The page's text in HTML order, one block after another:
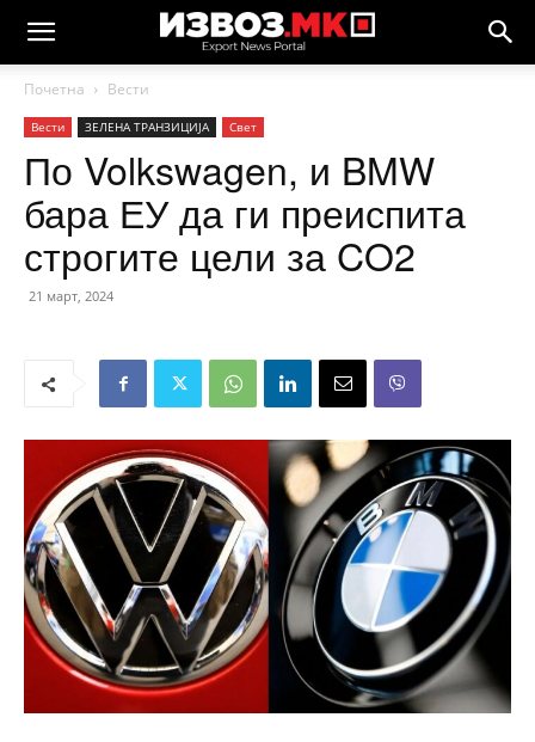
Почетна Вести
Вести ЗЕЛЕНА ТРАНЗИЦИЈА Свет
По Volkswagen, и BMW
бара ЕУ да ги преиспита
строгите цели за CO2
21 март, 2024